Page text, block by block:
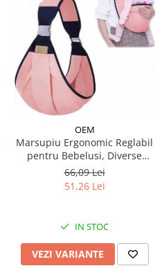
OEM
Marsupiu Ergonomic Reglabil
pentru Bebelusi, Diverse
Culori
66,09 Lei
51,26 Lei
IN STOC
VEZI VARIANTE